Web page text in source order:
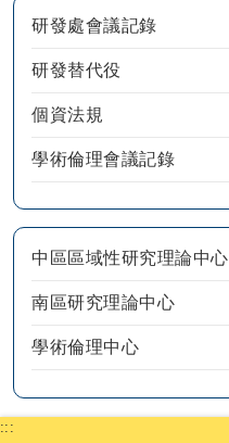
研發處會議記錄
研發替代役
個資法規
學術倫理會議記錄
中區區域性研究理論中心
南區研究理論中心
學術倫理中心
:::